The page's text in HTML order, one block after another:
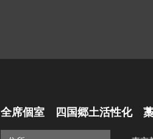
全席個室 四国郷土活性化